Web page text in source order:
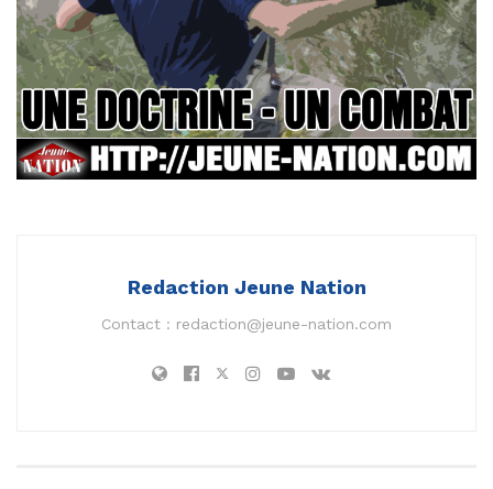
Redaction Jeune Nation
Contact : redaction@jeune-nation.com